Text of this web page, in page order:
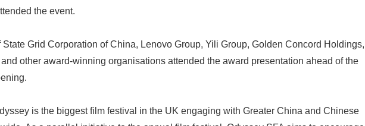
the event.
State Grid Corporation of China, Lenovo Group, Yili Group, Golden Concord Holdings,
other award-winning organisations attended the award presentation ahead of the
is the biggest film festival in the UK engaging with Greater China and Chinese